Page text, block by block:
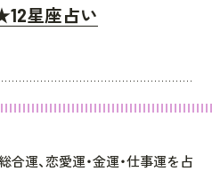
星座占い
合運、恋愛運・金運・仕事運を占